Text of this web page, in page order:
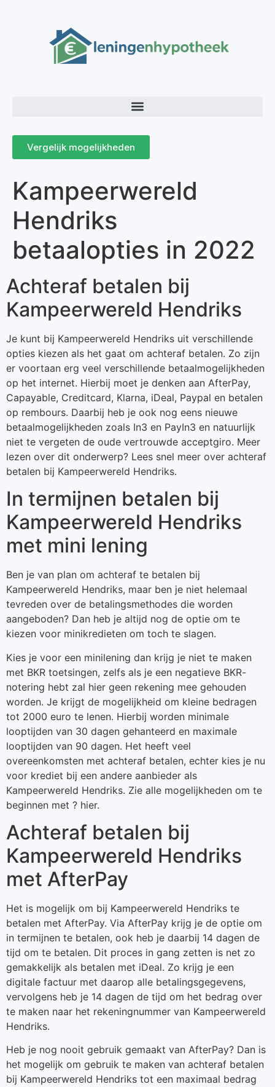
Vergelijk mogelijkheden
Kampeerwereld
Hendriks
betaalopties in 2022
Achteraf betalen bij
Kampeerwereld Hendriks
Je kunt bij Kampeerwereld Hendriks uit verschillende
opties kiezen als het gaat om achteraf betalen. Zo zijn
er voortaan erg veel verschillende betaalmogelijkheden
op het internet. Hierbij moet je denken aan AfterPay,
Capayable, Creditcard, Klarna, iDeal, Paypal en betalen
op rembours. Daarbij heb je ook nog eens nieuwe
betaalmogelijkheden zoals In3 en PayIn3 en natuurlijk
niet te vergeten de oude vertrouwde acceptgiro. Meer
lezen over dit onderwerp? Lees snel meer over achteraf
betalen bij Kampeerwereld Hendriks.
In termijnen betalen bij
Kampeerwereld Hendriks
met mini lening
Ben je van plan om achteraf te betalen bij
Kampeerwereld Hendriks, maar ben je niet helemaal
tevreden over de betalingsmethodes die worden
aangeboden? Dan heb je altijd nog de optie om te
kiezen voor minikredieten om toch te slagen.
Kies je voor een minilening dan krijg je niet te maken
met BKR toetsingen, zelfs als je een negatieve BKR-
notering hebt zal hier geen rekening mee gehouden
worden. Je krijgt de mogelijkheid om kleine bedragen
tot 2000 euro te lenen. Hierbij worden minimale
looptijden van 30 dagen gehanteerd en maximale
looptijden van 90 dagen. Het heeft veel
overeenkomsten met achteraf betalen, echter kies je nu
voor krediet bij een andere aanbieder als
Kampeerwereld Hendriks. Zie alle mogelijkheden om te
beginnen met ? hier.
Achteraf betalen bij
Kampeerwereld Hendriks
met AfterPay
Het is mogelijk om bij Kampeerwereld Hendriks te
betalen met AfterPay. Via AfterPay krijg je de optie om
in termijnen te betalen, ook heb je daarbij 14 dagen de
tijd om te betalen. Dit proces in gang zetten is net zo
gemakkelijk als betalen met iDeal. Zo krijg je een
digitale factuur met daarop alle betalingsgegevens,
vervolgens heb je 14 dagen de tijd om het bedrag over
te maken naar het rekeningnummer van Kampeerwereld
Hendriks.
Heb je nog nooit gebruik gemaakt van AfterPay? Dan is
het mogelijk om gebruik te maken van achteraf betalen
bij Kampeerwereld Hendriks tot een maximaal bedrag